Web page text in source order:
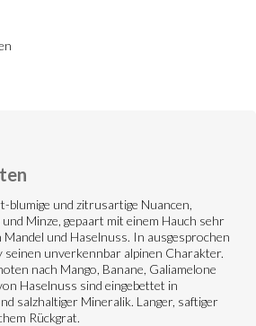
blumige und zitrusartige Nuancen,
Minze, gepaart mit einem Hauch sehr
und Haselnuss. In ausgesprochen
seinen unverkennbar alpinen Charakter.
nach Mango, Banane, Galiamelone
Haselnuss sind eingebettet in
salzhaltiger Mineralik. Langer, saftiger
Rückgrat.